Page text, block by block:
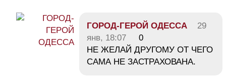
ГОРОД-ГЕРОЙ ОДЕССА
29
янв, 18:07
0
НЕ ЖЕЛАЙ ДРУГОМУ ОТ ЧЕГО
САМА НЕ ЗАСТРАХОВАНА.